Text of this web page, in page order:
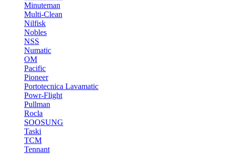
Minuteman
Multi-Clean
Nilfisk
Nobles
NSS
Numatic
OM
Pacific
Pioneer
Portotecnica Lavamatic
Powr-Flight
Pullman
Rocla
SOOSUNG
Taski
TCM
Tennant